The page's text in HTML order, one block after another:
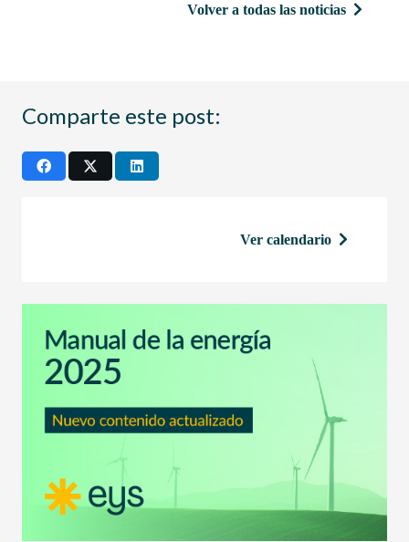
Volver a todas las noticias
Comparte este post:
Ver calendario